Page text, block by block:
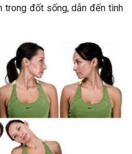
đốt sống, dẫn đến tình